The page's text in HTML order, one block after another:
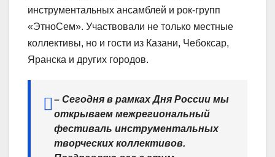
инструментальных ансамблей и рок-групп
«ЭтноСем». Участвовали не только местные
коллективы, но и гости из Казани, Чебоксар,
Яранска и других городов.
– Сегодня в рамках Дня России мы
открываем межрегиональный
фестиваль инструментальных
творческих коллективов.